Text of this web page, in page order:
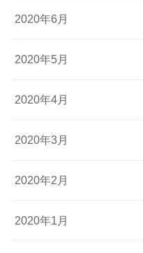
2020年6月
2020年5月
2020年4月
2020年3月
2020年2月
2020年1月